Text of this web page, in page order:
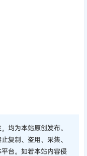
均为本站原创发布。
复制、盗用、采集、
台。如若本站内容侵